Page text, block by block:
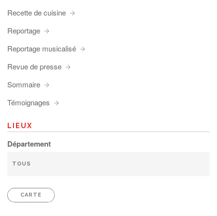
Recette de cuisine
Reportage
Reportage musicalisé
Revue de presse
Sommaire
Témoignages
LIEUX
Département
CARTE